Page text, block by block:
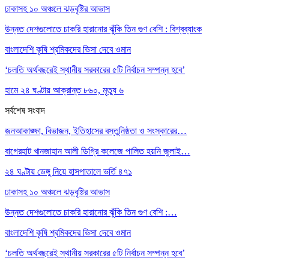
ঢাকাসহ ১০ অঞ্চলে ঝড়বৃষ্টির আভাস
উন্নত দেশগুলোতে চাকরি হারানোর ঝুঁকি তিন গুণ বেশি : বিশ্বব্যাংক
বাংলাদেশি কৃষি শ্রমিকদের ভিসা দেবে ওমান
‘চলতি অর্থবছরেই স্থানীয় সরকারের ৫টি নির্বাচন সম্পন্ন হবে’
হামে ২৪ ঘণ্টায় আক্রান্ত ৮৬০, মৃত্যু ৬
সর্বশেষ সংবাদ
জনআকাঙ্ক্ষা, বিভাজন, ইতিহাসের বস্তুনিষ্ঠতা ও সংস্কারের…
বাগেরহাট খানজাহান আলী ডিগ্রি কলেজে পালিত হয়নি জুলাই…
২৪ ঘণ্টায় ডেঙ্গু নিয়ে হাসপাতালে ভর্তি ৪৭১
ঢাকাসহ ১০ অঞ্চলে ঝড়বৃষ্টির আভাস
উন্নত দেশগুলোতে চাকরি হারানোর ঝুঁকি তিন গুণ বেশি :…
বাংলাদেশি কৃষি শ্রমিকদের ভিসা দেবে ওমান
‘চলতি অর্থবছরেই স্থানীয় সরকারের ৫টি নির্বাচন সম্পন্ন হবে’